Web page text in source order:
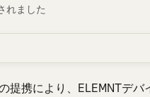
れました
提携により、ELEMNTデバ